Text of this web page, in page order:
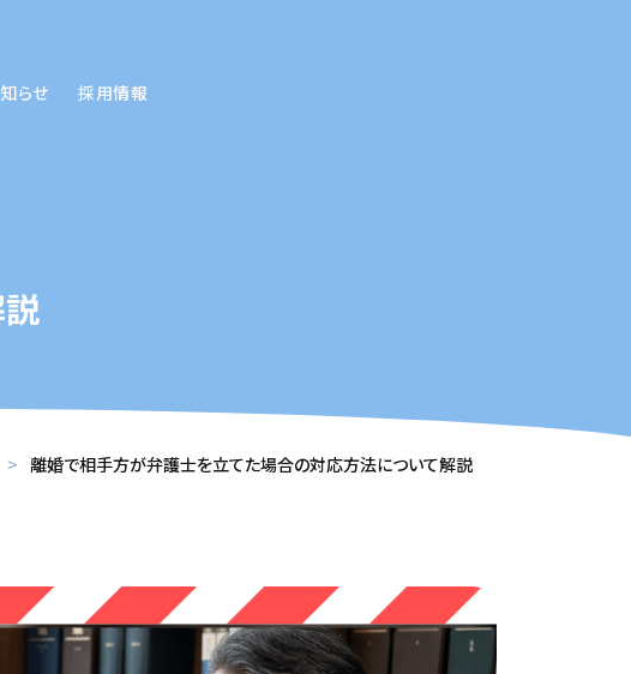
らせ 採用情報
離婚で相手方が弁護士を立てた場合の対応方法について解説